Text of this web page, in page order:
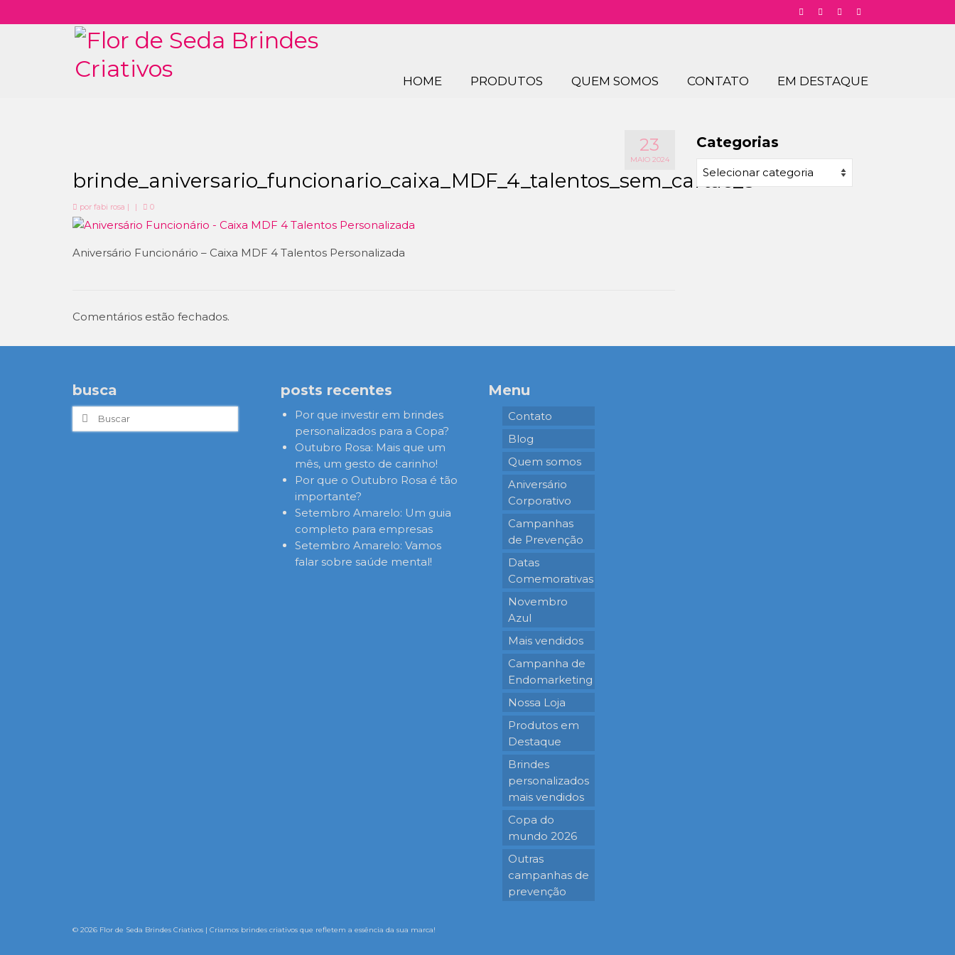
HOME PRODUTOS QUEM SOMOS CONTATO EM DESTAQUE
23
MAIO 2024
brinde_aniversario_funcionario_caixa_MDF_4_talentos_sem_cartao_3
por fabi rosa | | 0
Aniversário Funcionário – Caixa MDF 4 Talentos Personalizada
Comentários estão fechados.
Categorias
Categorias
busca
Buscar
por:
posts recentes
Por que investir em brindes
personalizados para a Copa?
Outubro Rosa: Mais que um
mês, um gesto de carinho!
Por que o Outubro Rosa é tão
importante?
Setembro Amarelo: Um guia
completo para empresas
Setembro Amarelo: Vamos
falar sobre saúde mental!
Menu
Contato
Blog
Quem somos
Aniversário
Corporativo
Campanhas
de Prevenção
Datas
Comemorativas
Novembro
Azul
Mais vendidos
Campanha de
Endomarketing
Nossa Loja
Produtos em
Destaque
Brindes
personalizados
mais vendidos
Copa do
mundo 2026
Outras
campanhas de
prevenção
© 2026 Flor de Seda Brindes Criativos | Criamos brindes criativos que refletem a essência da sua marca!